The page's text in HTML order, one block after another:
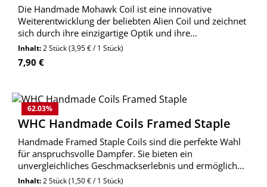
Die Handmade Mohawk Coil ist eine innovative
Weiterentwicklung der beliebten Alien Coil und zeichnet
sich durch ihre einzigartige Optik und ihre
hervorragenden Eigenschaften aus.
Inhalt:2 Stück(3,95 € / 1 Stück)
Regulärer Preis:
7,90 €
62.03%
WHC Handmade Coils Framed Staple
Handmade Framed Staple Coils sind die perfekte Wahl
für anspruchsvolle Dampfer. Sie bieten ein
unvergleichliches Geschmackserlebnis und ermöglichen
gleichzeitig dichte Dampfwolken.
Inhalt:2 Stück(1,50 € / 1 Stück)